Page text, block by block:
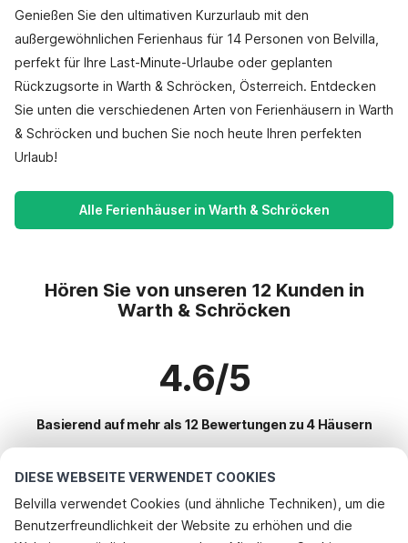
DIESE WEBSEITE VERWENDET COOKIES
Belvilla verwendet Cookies (und ähnliche Techniken), um die
Benutzerfreundlichkeit der Website zu erhöhen und die
Genießen Sie den ultimativen Kurzurlaub mit den
außergewöhnlichen Ferienhaus für 14 Personen von Belvilla,
perfekt für Ihre Last-Minute-Urlaube oder geplanten
Rückzugsorte in Warth & Schröcken, Österreich. Entdecken
Sie unten die verschiedenen Arten von Ferienhäusern in Warth
& Schröcken und buchen Sie noch heute Ihren perfekten
Urlaub!
Alle Ferienhäuser in Warth & Schröcken
Hören Sie von unseren 12 Kunden in
Warth & Schröcken
4.6/5
Basierend auf mehr als 12 Bewertungen zu 4 Häusern
Beliebteste Reiseziele für Urlaub
Beliebte Ausstattungen für Urlaub in Warth & schröcken